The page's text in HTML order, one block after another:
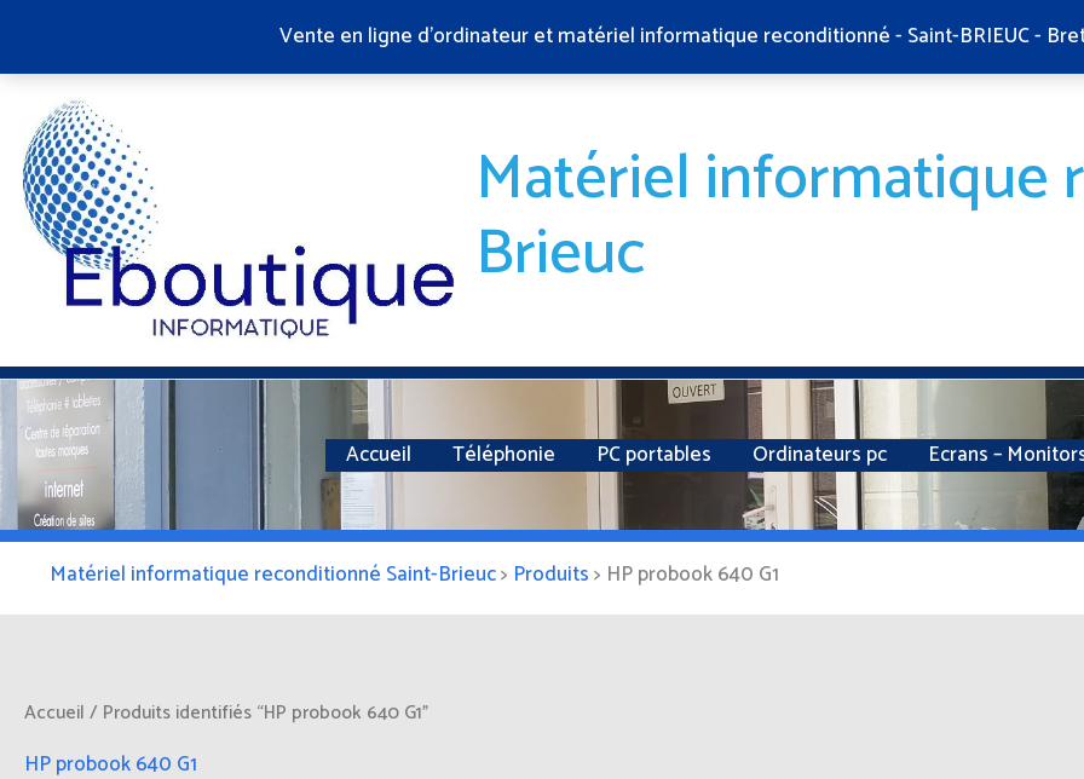
Vente en ligne d'ordinateur et matériel informatique reconditionné - Saint-BRIEUC -
contenu
Matériel informatique
Brieuc
Accueil Téléphonie PC portables Ordinateurs pc Ecrans –
Matériel informatique reconditionné Saint-Brieuc> Produits> HP probook 640 G1
Accueil / Produits identifiés “HP probook 640 G1”
HP probook 640 G1